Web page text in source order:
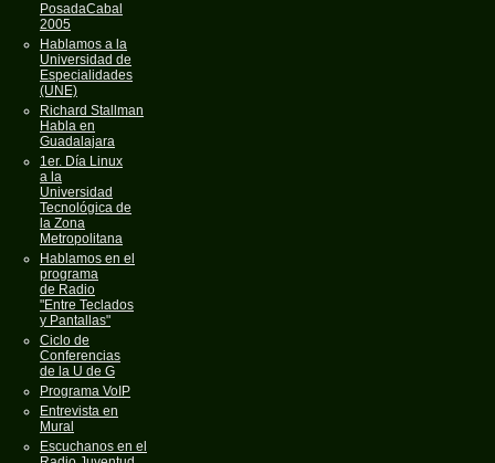
PosadaCabal
2005
Hablamos a la
Universidad de
Especialidades
(UNE)
Richard Stallman
Habla en
Guadalajara
1er. Día Linux
a la
Universidad
Tecnológica de
la Zona
Metropolitana
Hablamos en el
programa
de Radio
"Entre Teclados
y Pantallas"
Ciclo de
Conferencias
de la U de G
Programa VoIP
Entrevista en
Mural
Escuchanos en el